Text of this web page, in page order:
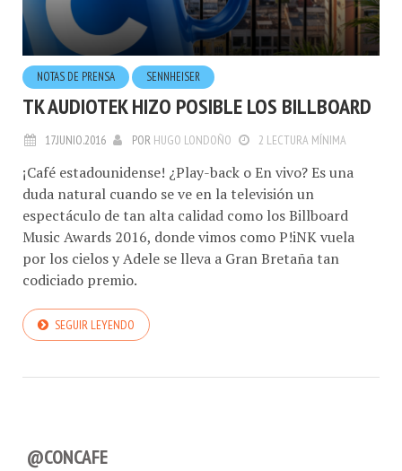
NOTAS DE PRENSA SENNHEISER
TK AUDIOTEK HIZO POSIBLE LOS BILLBOARD
17.JUNIO.2016 POR HUGO LONDOÑO 2 LECTURA MÍNIMA
¡Café estadounidense! ¿Play-back o En vivo? Es una
duda natural cuando se ve en la televisión un
espectáculo de tan alta calidad como los Billboard
Music Awards 2016, donde vimos como P!iNK vuela
por los cielos y Adele se lleva a Gran Bretaña tan
codiciado premio.
SEGUIR LEYENDO
@CONCAFE